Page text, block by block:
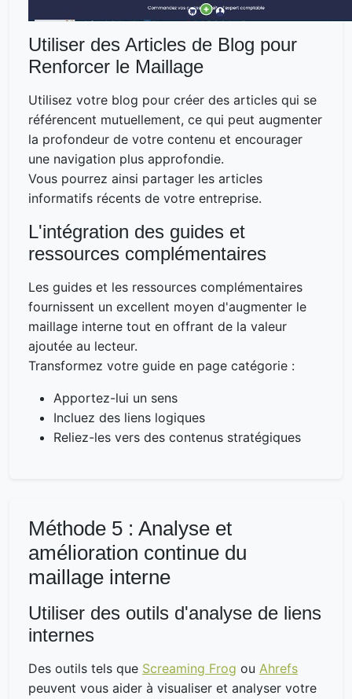
Utiliser des Articles de Blog pour
Renforcer le Maillage
Utilisez votre blog pour créer des articles qui se
référencent mutuellement, ce qui peut augmenter
la profondeur de votre contenu et encourager
une navigation plus approfondie.
Vous pourrez ainsi partager les articles
informatifs récents de votre entreprise.
L'intégration des guides et
ressources complémentaires
Les guides et les ressources complémentaires
fournissent un excellent moyen d'augmenter le
maillage interne tout en offrant de la valeur
ajoutée au lecteur.
Transformez votre guide en page catégorie :
Apportez-lui un sens
Incluez des liens logiques
Reliez-les vers des contenus stratégiques
Méthode 5 : Analyse et
amélioration continue du
maillage interne
Utiliser des outils d'analyse de liens
internes
Des outils tels que Screaming Frog ou Ahrefs
peuvent vous aider à visualiser et analyser votre